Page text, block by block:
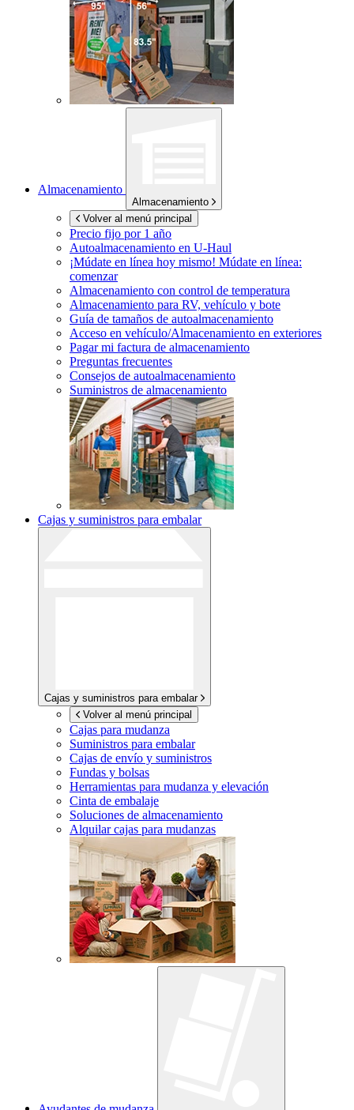
Almacenamiento
Almacenamiento
Volver al menú principal
Precio fijo por 1 año
Autoalmacenamiento en U-Haul
¡Múdate en línea hoy mismo! Múdate en línea:
comenzar
Almacenamiento con control de temperatura
Almacenamiento para RV, vehículo y bote
Guía de tamaños de autoalmacenamiento
Acceso en vehículo/Almacenamiento en exteriores
Pagar mi factura de almacenamiento
Preguntas frecuentes
Consejos de autoalmacenamiento
Suministros de almacenamiento
Cajas y suministros para embalar
Cajas y suministros para embalar
Volver al menú principal
Cajas para mudanza
Suministros para embalar
Cajas de envío y suministros
Fundas y bolsas
Herramientas para mudanza y elevación
Cinta de embalaje
Soluciones de almacenamiento
Alquilar cajas para mudanzas